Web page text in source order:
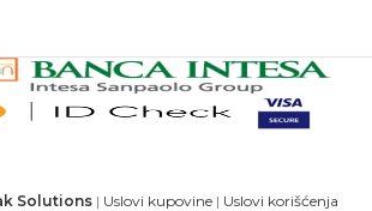
Solutions | Uslovi kupovine | Uslovi korišćenja